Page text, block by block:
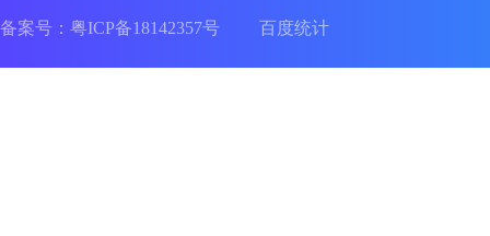
备案号： 粤ICP备18142357号 百度统计